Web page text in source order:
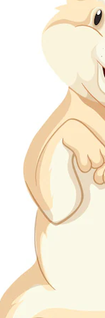
La
migliori lavori.
creativi,